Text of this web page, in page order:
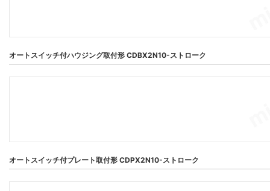
オートスイッチ付ハウジング取付形 CDBX2N10-ストローク
オートスイッチ付プレート取付形 CDPX2N10-ストローク